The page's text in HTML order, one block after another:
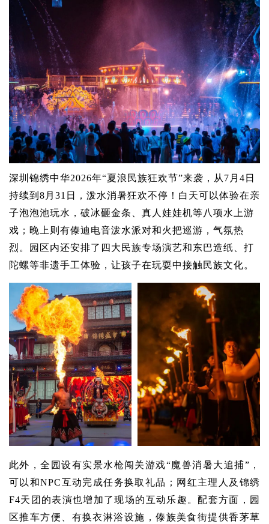
深圳锦绣中华2026年“夏浪民族狂欢节”来袭，从7月4日
持续到8月31日，泼水消暑狂欢不停！白天可以体验在亲
子泡泡池玩水，破冰砸金条、真人娃娃机等八项水上游
戏；晚上则有傣迪电音泼水派对和火把巡游，气氛热
烈。园区内还安排了四大民族专场演艺和东巴造纸、打
陀螺等非遗手工体验，让孩子在玩耍中接触民族文化。
此外，全园设有实景水枪闯关游戏“魔兽消暑大追捕”，
可以和NPC互动完成任务换取礼品；网红主理人及锦绣
F4天团的表演也增加了现场的互动乐趣。配套方面，园
区推车方便、有换衣淋浴设施，傣族美食街提供香茅草